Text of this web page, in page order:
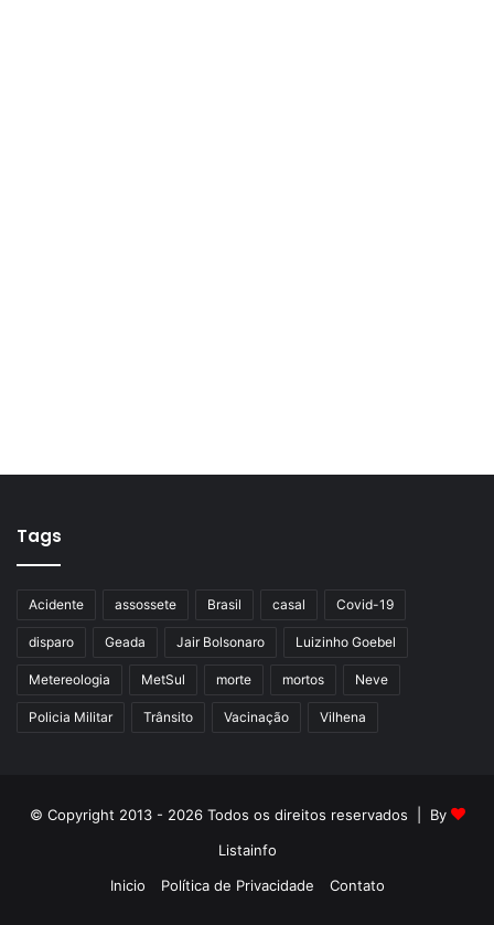
Tags
Acidente assossete Brasil casal Covid-19
disparo Geada Jair Bolsonaro Luizinho Goebel
Metereologia MetSul morte mortos Neve
Policia Militar Trânsito Vacinação Vilhena
© Copyright 2013 - 2026 Todos os direitos reservados | By
Listainfo
Inicio
Política de Privacidade Contato